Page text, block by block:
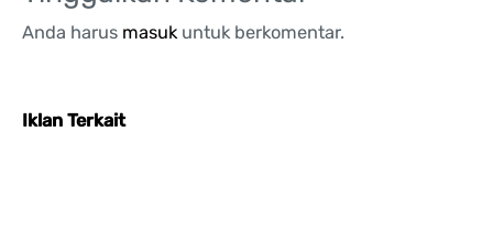
Anda harus masukuntuk berkomentar.
Iklan Terkait